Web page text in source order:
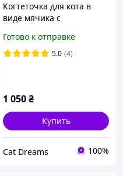
Когтеточка для кота в
виде мячика с
стачивания когтей
Готово к отправке
5.0 (4)
1 050₴
Купить
Cat Dreams 100%